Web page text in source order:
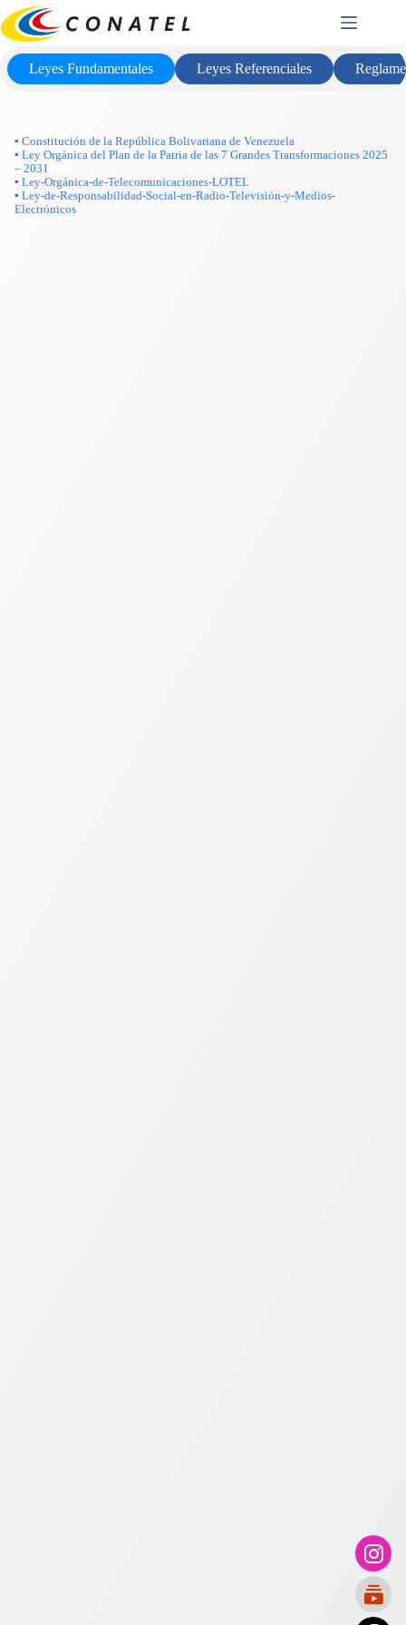
Saltar
al
contenido
Marco Legal
Leyes Fundamentales Leyes Referenciales
▪ Constitución de la República Bolivariana de Venezuela
▪ Ley Orgánica del Plan de la Patria de las 7 Grandes Transformaciones 2025
– 2031
▪ Ley-Orgánica-de-Telecomunicaciones-LOTEL
▪ Ley-de-Responsabilidad-Social-en-Radio-Televisión-y-Medios-
Electrónicos